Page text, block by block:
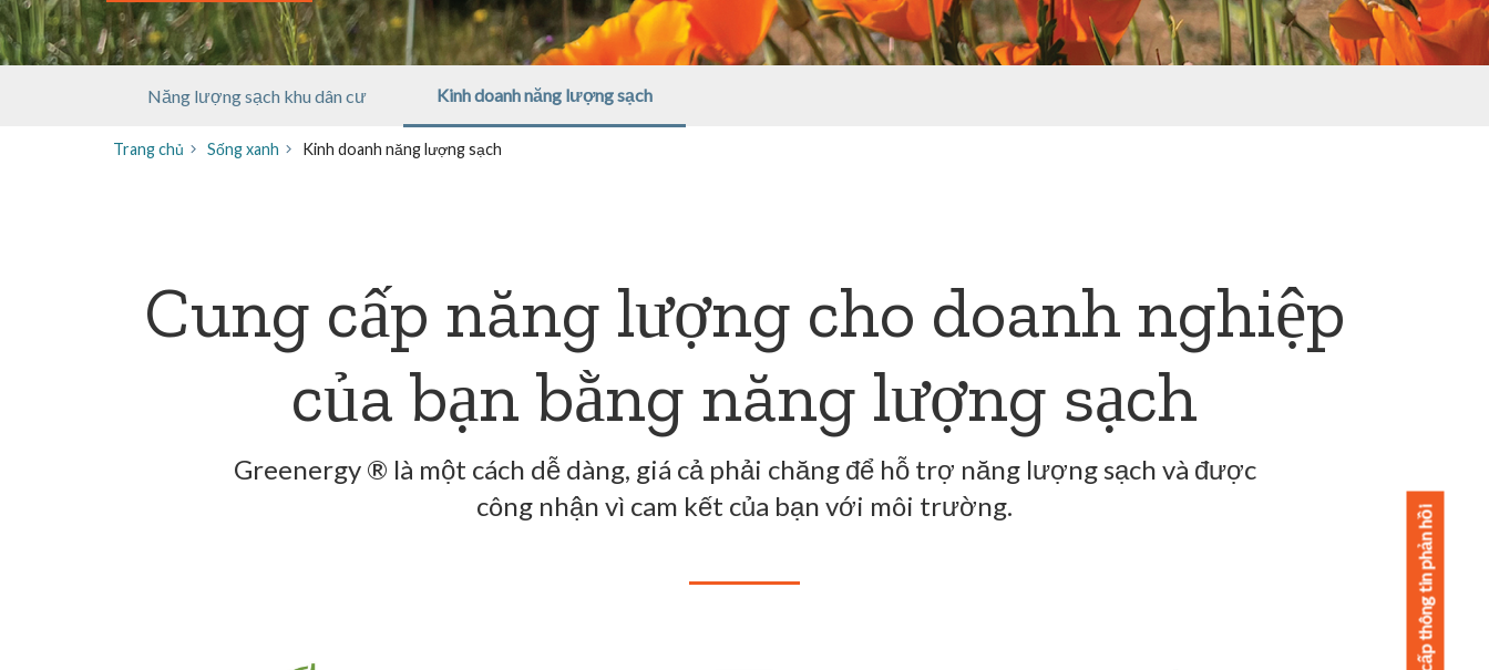
Năng lượng sạch khu dân cư Kinh doanh năng lượng sạch
Trang chủ Sống xanh Kinh doanh năng lượng sạch
Cung cấp năng lượng cho doanh nghiệp
của bạn bằng năng lượng sạch
Greenergy ® là một cách dễ dàng, giá cả phải chăng để hỗ trợ năng lượng sạch và được
công nhận vì cam kết của bạn với môi trường.
Cung cấp thông tin phản hồi